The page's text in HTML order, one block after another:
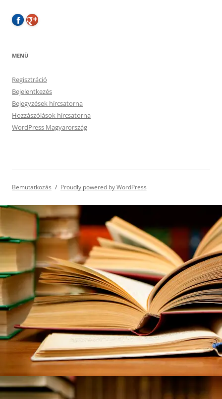
MENÜ
Regisztráció
Bejelentkezés
Bejegyzések hírcsatorna
Hozzászólások hírcsatorna
WordPress Magyarország
Bemutatkozás Proudly powered by WordPress